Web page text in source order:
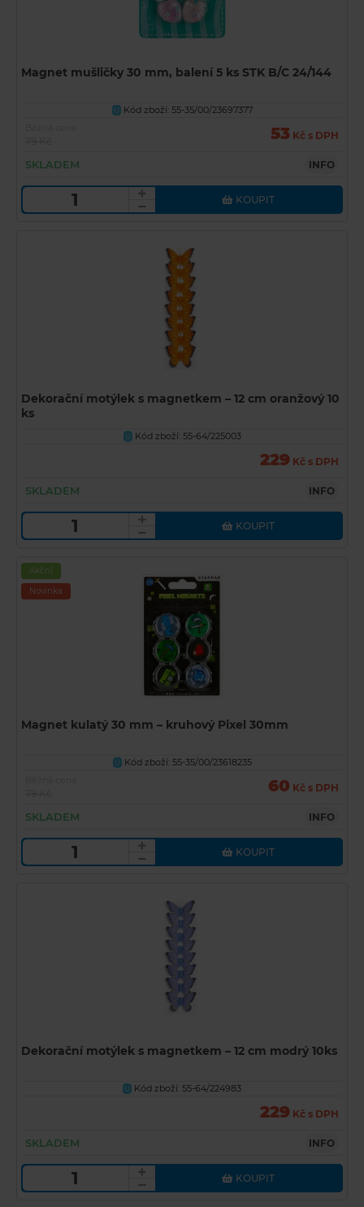
Magnet mušličky 30 mm, balení 5 ks STK B/C 24/144
U Kód zboží: 55-35/00/23697377
53 Kč s DPH
SKLADEM INFO
KOUPIT
Dekorační motýlek s magnetkem – 12 cm oranžový 10
ks
U Kód zboží: 55-64/225003
229 Kč s DPH
SKLADEM INFO
KOUPIT
Akční
Novinka
Magnet kulatý 30 mm – kruhový Pixel 30mm
U Kód zboží: 55-35/00/23618235
60 Kč s DPH
SKLADEM INFO
KOUPIT
Dekorační motýlek s magnetkem – 12 cm modrý 10ks
U Kód zboží: 55-64/224983
229 Kč s DPH
SKLADEM INFO
KOUPIT